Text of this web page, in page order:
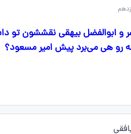
رو هی می‌برد پیش امیر مسعود؟